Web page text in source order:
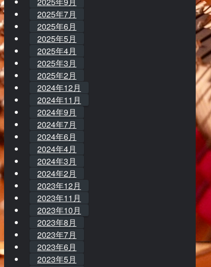
2025年7月
2025年6月
2025年5月
2025年4月
2025年3月
2025年2月
2024年12月
2024年11月
2024年9月
2024年7月
2024年6月
2024年4月
2024年3月
2024年2月
2023年12月
2023年11月
2023年10月
2023年8月
2023年7月
2023年6月
2023年5月